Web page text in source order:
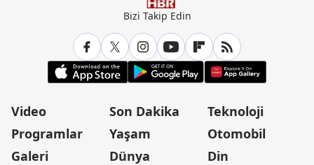
Bizi Takip Edin
Video
Programlar
Galeri
Son Dakika
Yaşam
Dünya
Teknoloji
Otomobil
Din